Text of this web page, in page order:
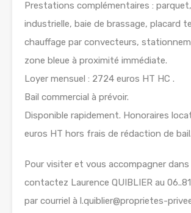
Prestations complémentaires :
industrielle, baie de brassage, placard
chauffage par convecteurs,
zone bleue à proximité immédiate.
Loyer mensuel : 2724 euros HT HC .
Bail commercial à prévoir.
Disponible rapidement. Honoraires
euros HT hors frais de rédaction de bail.
Pour visiter et vous accompagner
contactez Laurence QUIBLIER au
par courriel à l.quiblier@proprietes-